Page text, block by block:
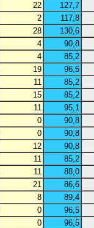
22
127,7
2
117,8
28
130,6
4
90,8
4
85,2
19
96,5
11
85,2
15
85,2
11
95,1
0
90,8
0
90,8
12
90,8
11
85,2
11
88,0
21
86,6
8
89,4
0
96,5
0
96,5